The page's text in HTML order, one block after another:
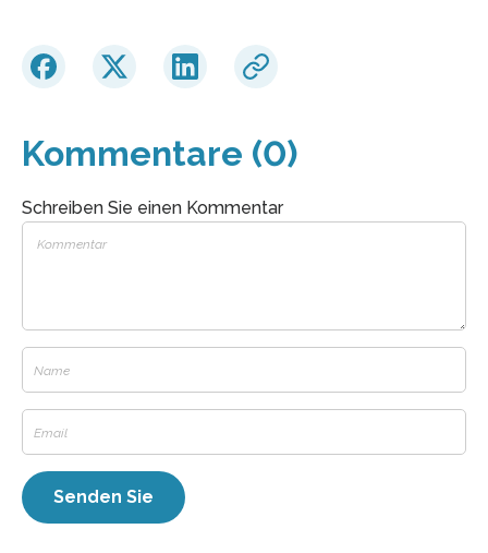
Kommentare (0)
Schreiben Sie einen Kommentar